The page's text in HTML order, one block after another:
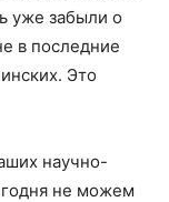
уже забыли о
в последние
Это
научно-
не можем